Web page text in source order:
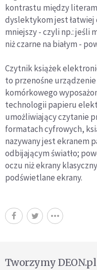
kontrastu między
dyslektykom jest
mniejszy - czyli np.: jeśli
niż czarne na białym -
Czytnik książek
to przenośne
komórkowego
technologii papieru
umożliwiający czytanie
formatach cyfrowych,
nazywany jest ekranem
odbijającym światło;
oczu niż ekrany
podświetlane ekrany.
Tworzymy